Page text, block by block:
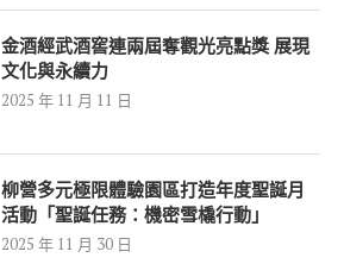
金酒經武酒窖連兩屆奪觀光亮點獎 展現
文化與永續力
2025 年 11 月 11 日
柳營多元極限體驗園區打造年度聖誕月
活動「聖誕任務：機密雪橇行動」
2025 年 11 月 30 日